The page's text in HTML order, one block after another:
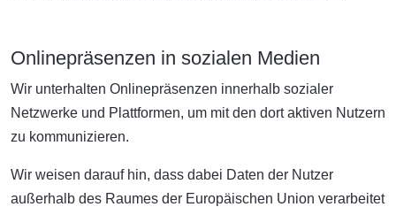
Onlinepräsenzen in sozialen Medien
Wir unterhalten Onlinepräsenzen innerhalb sozialer
Netzwerke und Plattformen, um mit den dort aktiven Nutzern
zu kommunizieren.
Wir weisen darauf hin, dass dabei Daten der Nutzer
außerhalb des Raumes der Europäischen Union verarbeitet